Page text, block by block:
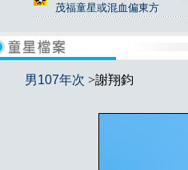
茂福童星或混血偏東方
男107年次 >謝翔鈞